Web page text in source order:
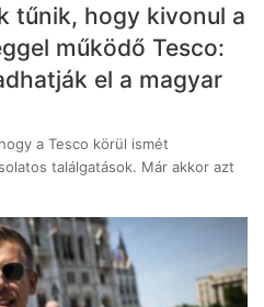
tűnik, hogy kivonul a
működő Tesco:
el a magyar
a Tesco körül ismét
találgatások. Már akkor azt